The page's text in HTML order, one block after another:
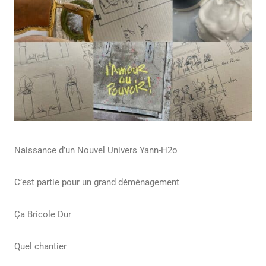
Naissance d’un Nouvel Univers Yann-H2o
C’est partie pour un grand déménagement
Ça Bricole Dur
Quel chantier